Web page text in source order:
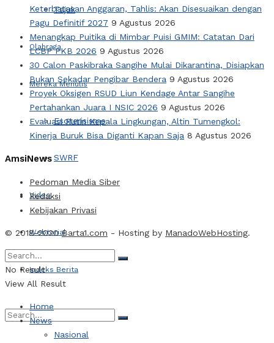
Tajuk
Olahraga
Mereka Menulis
Esoterisisme
SWRF
Video
Webtorial
Indeks Berita
Keterbatasan Anggaran, Tahlis: Akan Disesuaikan dengan
Pagu Definitif 2027 9 Agustus 2026
Menangkap Puitika di Mimbar Puisi GMIM: Catatan Dari
LCBP PKB 2026 9 Agustus 2026
30 Calon Paskibraka Sangihe Mulai Dikarantina, Disiapkan
Bukan Sekadar Pengibar Bendera 9 Agustus 2026
Proyek Oksigen RSUD Liun Kendage Antar Sangihe
Pertahankan Juara I NSIC 2026 9 Agustus 2026
Evaluasi Rutin Kepala Lingkungan, Altin Tumengkol:
Kinerja Buruk Bisa Diganti Kapan Saja 8 Agustus 2026
AmsiNews
Pedoman Media Siber
Redaksi
Kebijakan Privasi
© 2018-2020Barta1.com - Hosting by ManadoWebHosting.
No Result
View All Result
Home
News
Nasional